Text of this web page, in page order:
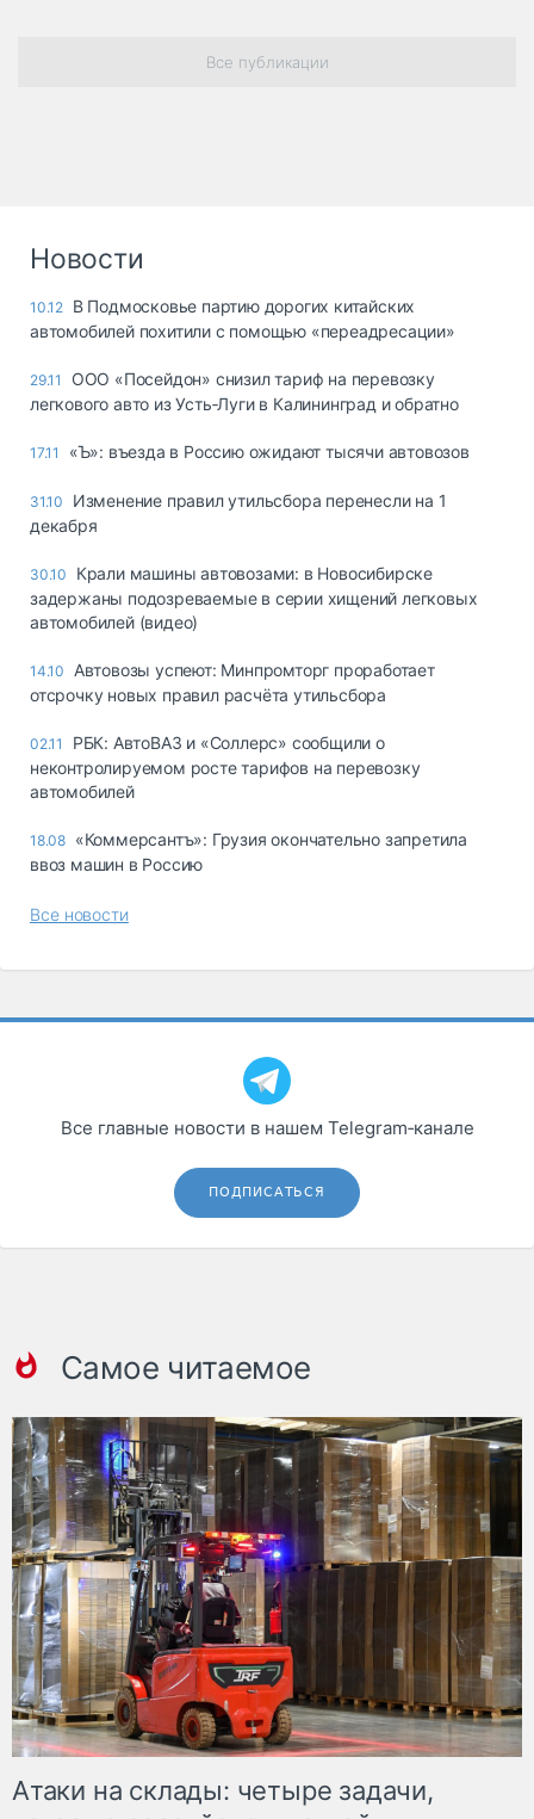
Все публикации
Новости
10.12 В Подмосковье партию дорогих китайских
автомобилей похитили с помощью «переадресации»
29.11
ООО «Посейдон» снизил тариф на перевозку
легкового авто из Усть‑Луги в Калининград и обратно
17.11 «Ъ»: въезда в Россию ожидают тысячи автовозов
31.10
Изменение правил утильсбора перенесли на 1
декабря
30.10
Крали машины автовозами: в Новосибирске
задержаны подозреваемые в серии хищений легковых
автомобилей (видео)
14.10
Автовозы успеют: Минпромторг проработает
отсрочку новых правил расчёта утильсбора
02.11
РБК: АвтоВАЗ и «Соллерс» сообщили о
неконтролируемом росте тарифов на перевозку
автомобилей
18.08 «Коммерсантъ»: Грузия окончательно запретила
ввоз машин в Россию
Все новости
Все главные новости в нашем Telegram‑канале
ПОДПИСАТЬСЯ
Самое читаемое
Атаки на склады: четыре задачи,